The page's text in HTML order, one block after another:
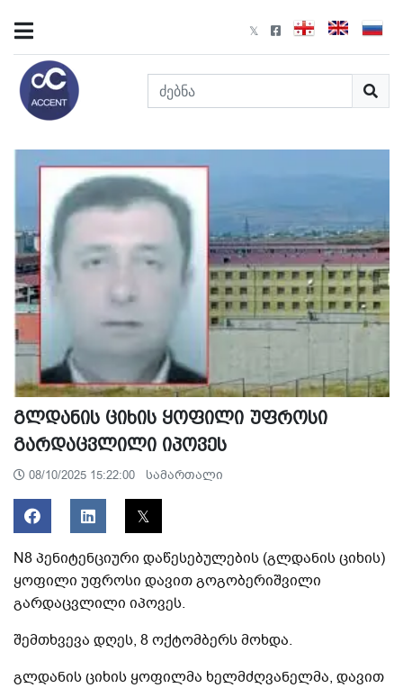
გლდანის ციხის ყოფილი უფროსი
გარდაცვლილი იპოვეს
08/10/2025 15:22:00 სამართალი
N8 პენიტენციური დაწესებულების (გლდანის ციხის)
ყოფილი უფროსი დავით გოგობერიშვილი
გარდაცვლილი იპოვეს.
შემთხვევა დღეს, 8 ოქტომბერს მოხდა.
გლდანის ციხის ყოფილმა ხელმძღვანელმა, დავით